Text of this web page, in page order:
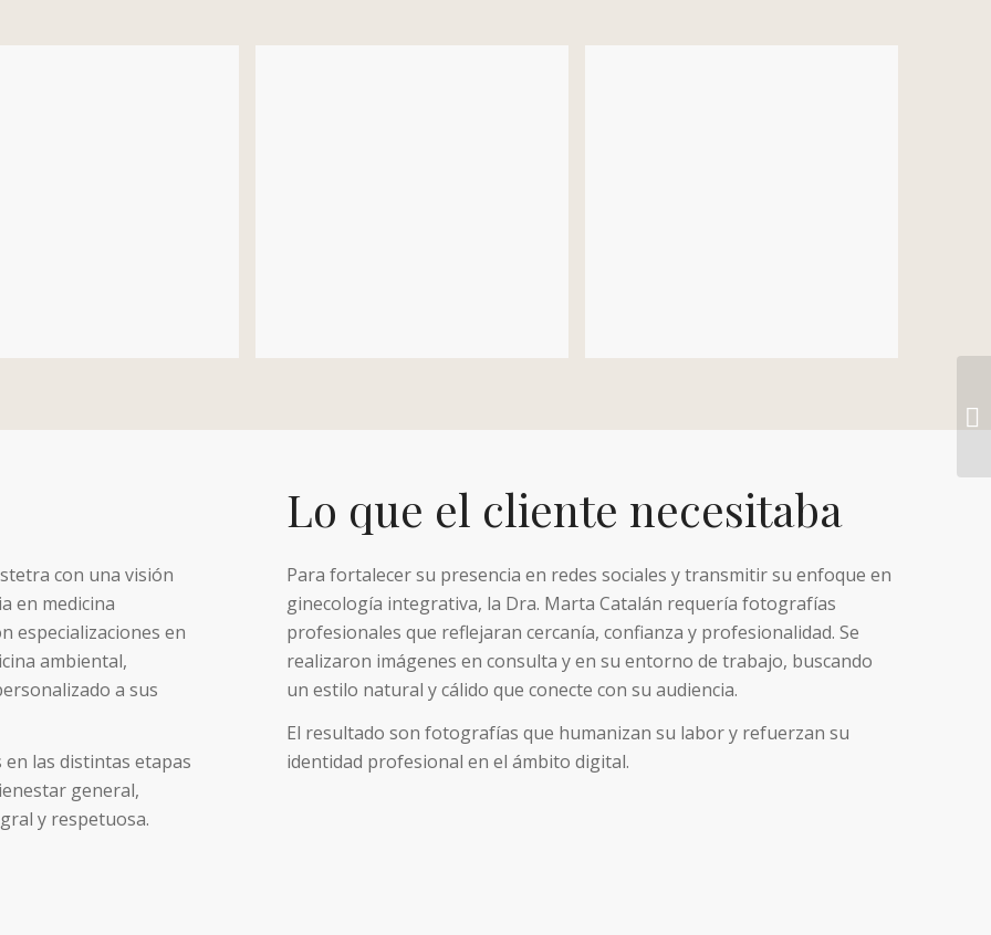
con una visión
en medicina
especializaciones en
ambiental,
a sus
las distintas etapas
general,
y respetuosa.
Lo que el cliente necesitaba
Para fortalecer su presencia en redes sociales y transmitir su enfoque en
ginecología integrativa, la Dra. Marta Catalán requería fotografías
profesionales que reflejaran cercanía, confianza y profesionalidad. Se
realizaron imágenes en consulta y en su entorno de trabajo, buscando
un estilo natural y cálido que conecte con su audiencia.
El resultado son fotografías que humanizan su labor y refuerzan su
identidad profesional en el ámbito digital.